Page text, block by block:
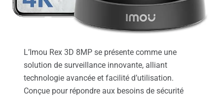
L’Imou Rex 3D 8MP se présente comme une
solution de surveillance innovante, alliant
technologie avancée et facilité d’utilisation.
Conçue pour répondre aux besoins de sécurité